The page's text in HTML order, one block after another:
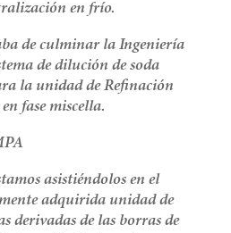
en frío.
de culminar la Ingeniería
de dilución de soda
la unidad de Refinación
fase miscella.
asistiéndolos en el
adquirida unidad de
derivadas de las borras de